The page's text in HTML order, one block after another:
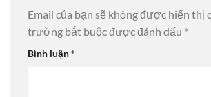
Email của bạn sẽ không được hiển thị
trường bắt buộc được đánh dấu *
Bình luận*